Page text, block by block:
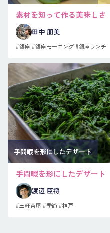
素材を知って作る美味しさ
田中 朋美
#銀座 #銀座モーニング#銀座ランチ
手間暇を形にしたデザート
手間暇を形にしたデザート
渡辺 臣将
#三軒茶屋 #季節#神戸